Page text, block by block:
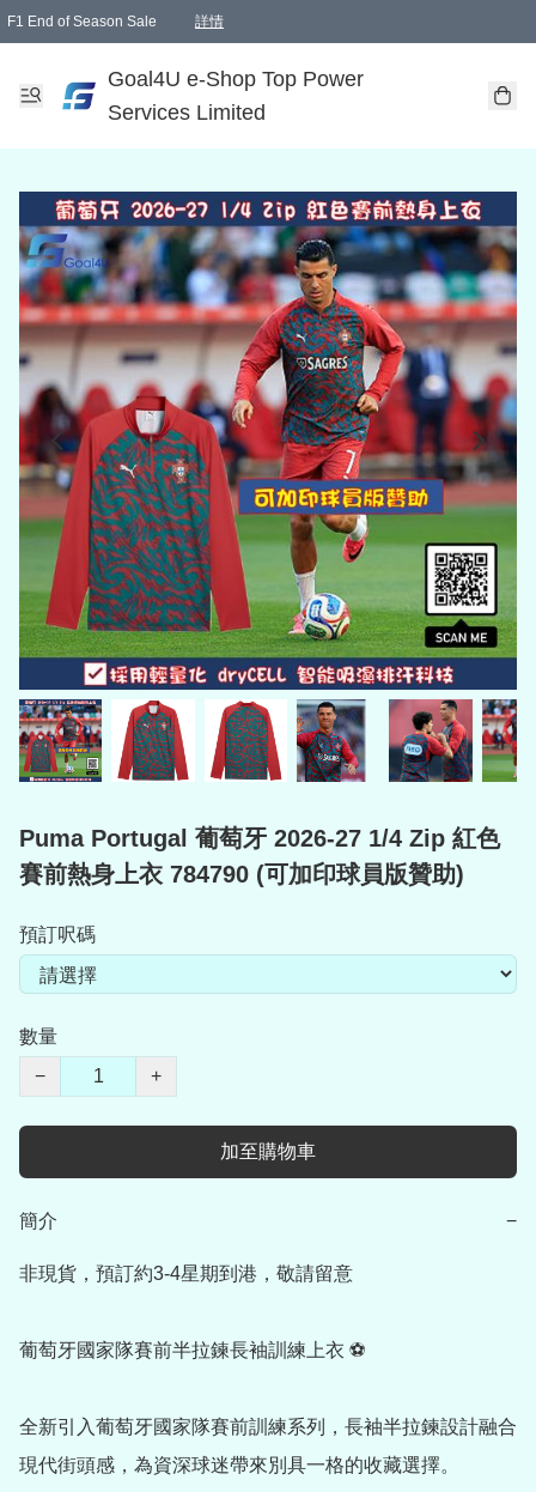
F1 End of Season Sale 詳情
Goal4U e-Shop Top Power
Services Limited
Puma Portugal 葡萄牙 2026-27 1/4 Zip 紅色
賽前熱身上衣 784790 (可加印球員版贊助)
預訂呎碼
數量
−
+
加至購物車
簡介 −
非現貨，預訂約3-4星期到港，敬請留意
葡萄牙國家隊賽前半拉鍊長袖訓練上衣 ⚽
全新引入葡萄牙國家隊賽前訓練系列，長袖半拉鍊設計融合
現代街頭感，為資深球迷帶來別具一格的收藏選擇。